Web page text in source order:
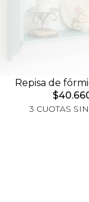
Repisa de
3 CUOTAS